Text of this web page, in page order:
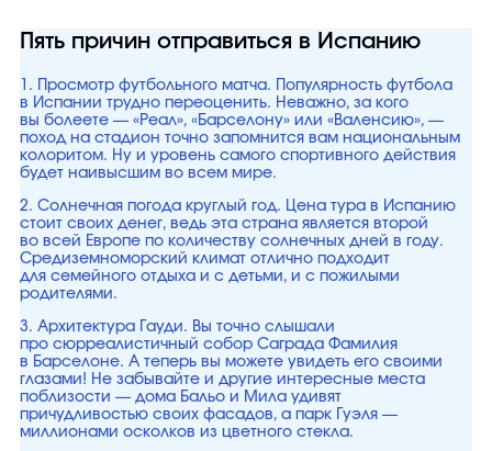
Пять причин отправиться в Испанию
1. Просмотр футбольного матча. Популярность футбола
в Испании трудно переоценить. Неважно, за кого
вы болеете — «Реал», «Барселону» или «Валенсию», —
поход на стадион точно запомнится вам национальным
колоритом. Ну и уровень самого спортивного действия
будет наивысшим во всем мире.
2. Солнечная погода круглый год. Цена тура в Испанию
стоит своих денег, ведь эта страна является второй
во всей Европе по количеству солнечных дней в году.
Средиземноморский климат отлично подходит
для семейного отдыха и с детьми, и с пожилыми
родителями.
3. Архитектура Гауди. Вы точно слышали
про сюрреалистичный собор Саграда Фамилия
в Барселоне. А теперь вы можете увидеть его своими
глазами! Не забывайте и другие интересные места
поблизости — дома Бальо и Мила удивят
причудливостью своих фасадов, а парк Гуэля —
миллионами осколков из цветного стекла.